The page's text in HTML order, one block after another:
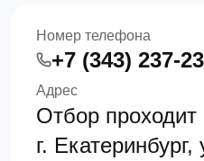
Номер телефона
+7 (343) 237-
Адрес
Отбор проходит
г. Екатеринбург,